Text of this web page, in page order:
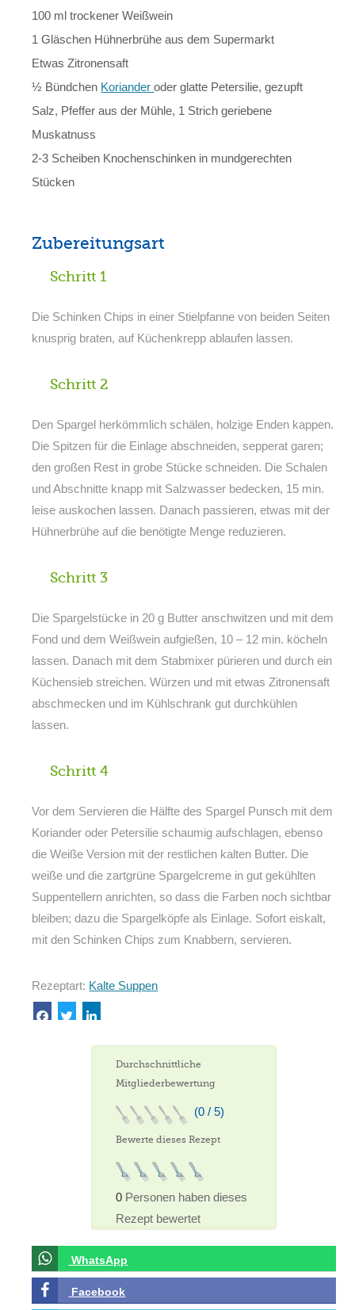
100 ml trockener Weißwein
1 Gläschen Hühnerbrühe aus dem Supermarkt
Etwas Zitronensaft
½ Bündchen Korianderoder glatte Petersilie, gezupft
Salz, Pfeffer aus der Mühle, 1 Strich geriebene
Muskatnuss
2-3 Scheiben Knochenschinken in mundgerechten
Stücken
Zubereitungsart
Schritt 1
Die Schinken Chips in einer Stielpfanne von beiden Seiten
knusprig braten, auf Küchenkrepp ablaufen lassen.
Schritt 2
Den Spargel herkömmlich schälen, holzige Enden kappen.
Die Spitzen für die Einlage abschneiden, sepperat garen;
den großen Rest in grobe Stücke schneiden. Die Schalen
und Abschnitte knapp mit Salzwasser bedecken, 15 min.
leise auskochen lassen. Danach passieren, etwas mit der
Hühnerbrühe auf die benötigte Menge reduzieren.
Schritt 3
Die Spargelstücke in 20 g Butter anschwitzen und mit dem
Fond und dem Weißwein aufgießen, 10 – 12 min. köcheln
lassen. Danach mit dem Stabmixer pürieren und durch ein
Küchensieb streichen. Würzen und mit etwas Zitronensaft
abschmecken und im Kühlschrank gut durchkühlen
lassen.
Schritt 4
Vor dem Servieren die Hälfte des Spargel Punsch mit dem
Koriander oder Petersilie schaumig aufschlagen, ebenso
die Weiße Version mit der restlichen kalten Butter. Die
weiße und die zartgrüne Spargelcreme in gut gekühlten
Suppentellern anrichten, so dass die Farben noch sichtbar
bleiben; dazu die Spargelköpfe als Einlage. Sofort eiskalt,
mit den Schinken Chips zum Knabbern, servieren.
Rezeptart: Kalte Suppen
Durchschnittliche
Mitgliederbewertung
(0 / 5)
Bewerte dieses Rezept
0 Personen haben dieses
Rezept bewertet
WhatsApp
Facebook